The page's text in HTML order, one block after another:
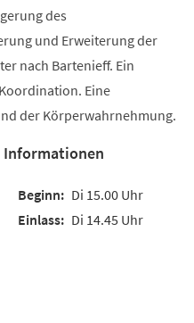
des
und Erweiterung der
nach Bartenieff. Ein
Eine
der Körperwahrnehmung.
Informationen
Di 15.00 Uhr
Di 14.45 Uhr